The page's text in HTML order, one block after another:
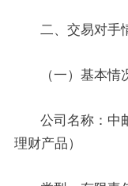
二、交易对手
（一）基本情
公司名称：中
理财产品）